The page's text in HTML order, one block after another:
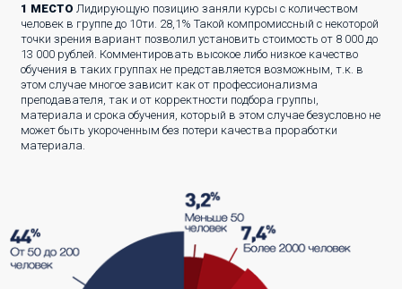
1 МЕСТО Лидирующую позицию заняли курсы с количеством
человек в группе до 10ти. 28,1% Такой компромиссный с некоторой
точки зрения вариант позволил установить стоимость от 8 000 до
13 000 рублей. Комментировать высокое либо низкое качество
обучения в таких группах не представляется возможным, т.к. в
этом случае многое зависит как от профессионализма
преподавателя, так и от корректности подбора группы,
материала и срока обучения, который в этом случае безусловно не
может быть укороченным без потери качества проработки
материала.